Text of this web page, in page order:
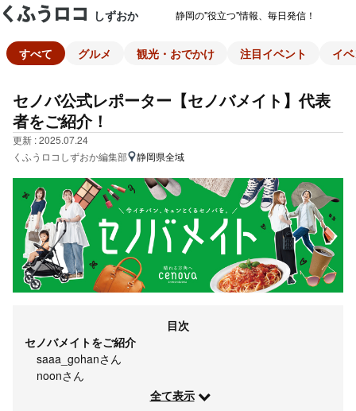
しずおか 静岡の"役立つ"情報、毎日発信！
すべて グルメ 観光・おでかけ 注目イベント イ
セノバ公式レポーター【セノバメイト】代表
者をご紹介！
更新 : 2025.07.24
くふうロコしずおか編集部
静岡県全域
目次
セノバメイトをご紹介
saaa_gohanさん
noonさん
全て表示